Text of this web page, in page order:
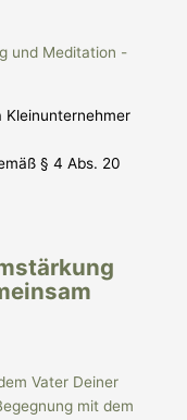
Kleinunternehmer
§ 4 Abs. 20